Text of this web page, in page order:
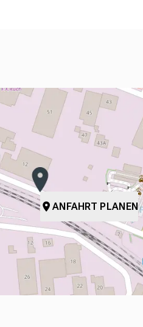
ANFAHRT PLANEN